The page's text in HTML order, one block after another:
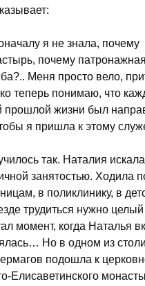
я не знала, почему
почему патронажная
Меня просто вело,
теперь понимаю, что
прошлой жизни был
я пришла к этому
так. Наталия
занятостью. Ходила
в поликлинику, в
трудиться нужно
момент, когда Наталья
Но в одном из
подошла к
Елисаветинского